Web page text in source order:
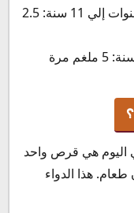
جرعة ديسلوراتين للأطفال من عمر 6 سنوات إلي 11 سنة: 2.5
جرعة ديسلوراتين للأطفال من عمر 12 سنة: 5 ملغم مرة
اليوم هي قرص واحد
هذا الدواء